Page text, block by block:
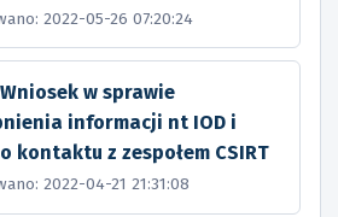
2022-05-26 07:20:24
Wniosek w sprawie
informacji nt IOD i
kontaktu z zespołem CSIRT
2022-04-21 21:31:08